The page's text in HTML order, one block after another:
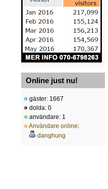
Online just nu!
gäster: 1667
dolda: 0
användare: 1
Användare online:
danghung